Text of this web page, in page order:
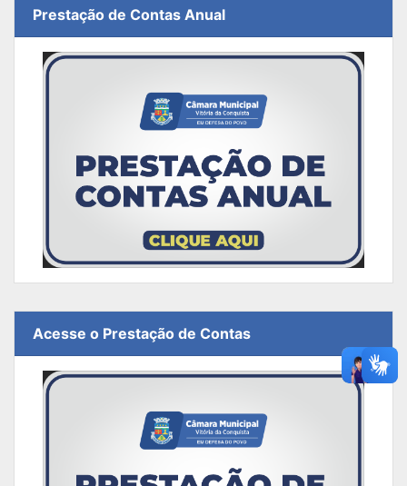
Prestação de Contas Anual
Acesse o Prestação de Contas